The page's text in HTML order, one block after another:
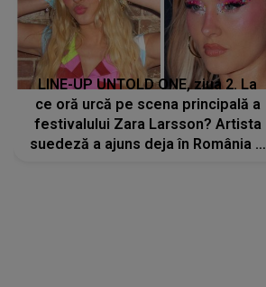
LINE-UP UNTOLD ONE, ziua 2. La
ce oră urcă pe scena principală a
festivalului Zara Larsson? Artista
suedeză a ajuns deja în România și